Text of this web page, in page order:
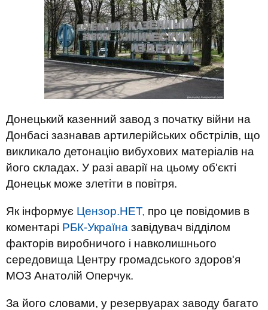
Донецький казенний завод з початку війни на
Донбасі зазнавав артилерійських обстрілів, що
викликало детонацію вибухових матеріалів на
його складах. У разі аварії на цьому об'єкті
Донецьк може злетіти в повітря.
Як інформує Цензор.НЕТ, про це повідомив в
коментарі РБК-Україна завідувач відділом
факторів виробничого і навколишнього
середовища Центру громадського здоров'я
МОЗ Анатолій Оперчук.
За його словами, у резервуарах заводу багато